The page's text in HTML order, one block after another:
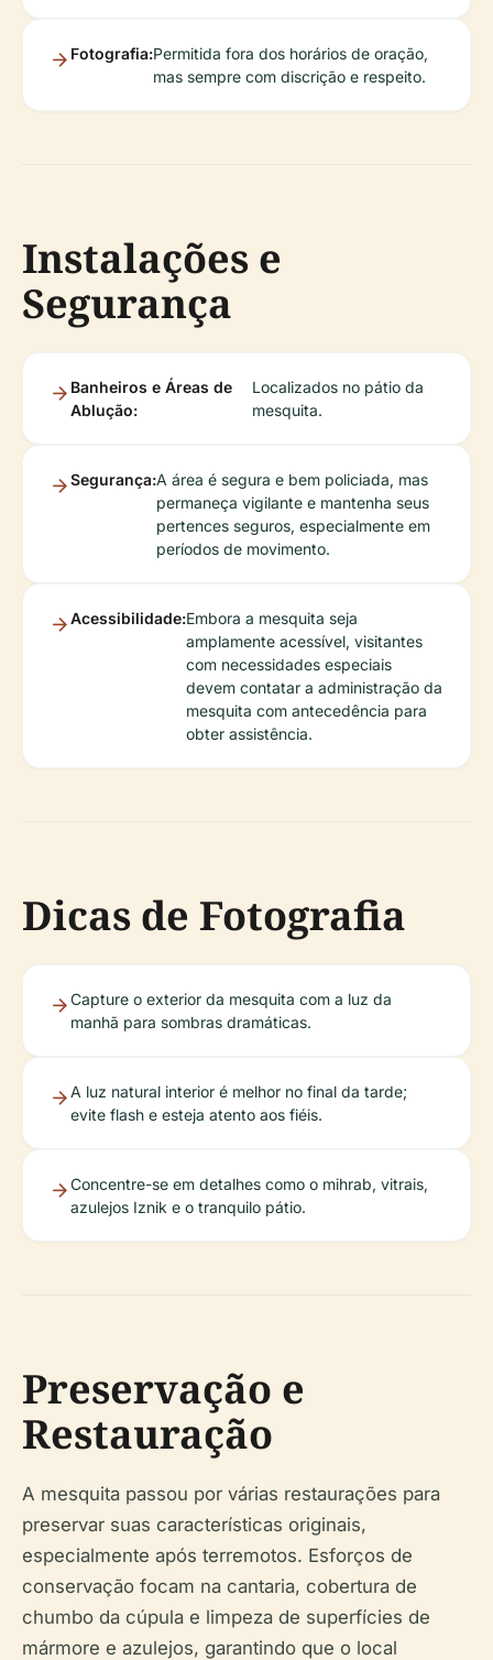
Fotografia:Permitida fora dos horários de oração,
mas sempre com discrição e respeito.
Instalações e
Segurança
Banheiros e Áreas de
Ablução:
Localizados no pátio da
mesquita.
Segurança:A área é segura e bem policiada, mas
permaneça vigilante e mantenha seus
pertences seguros, especialmente em
períodos de movimento.
Acessibilidade:Embora a mesquita seja
amplamente acessível, visitantes
com necessidades especiais
devem contatar a administração da
mesquita com antecedência para
obter assistência.
Dicas de Fotografia
Capture o exterior da mesquita com a luz da
manhã para sombras dramáticas.
A luz natural interior é melhor no final da tarde;
evite flash e esteja atento aos fiéis.
Concentre-se em detalhes como o mihrab, vitrais,
azulejos Iznik e o tranquilo pátio.
Preservação e
Restauração
A mesquita passou por várias restaurações para
preservar suas características originais,
especialmente após terremotos. Esforços de
conservação focam na cantaria, cobertura de
chumbo da cúpula e limpeza de superfícies de
mármore e azulejos, garantindo que o local